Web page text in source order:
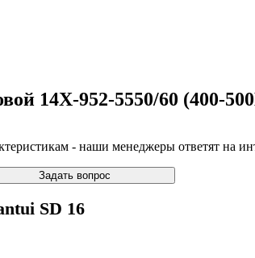
14X-952-5550/60 (400-
- наши менеджеры ответят на
Задать вопрос
SD 16